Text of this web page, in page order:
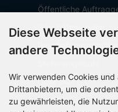
Öffentliche
Geschäftskunden
Über OCTO IT
Sitemap
Diese Webseite
andere
Wir verwenden Cookies
Drittanbietern, um die
zu gewährleisten, die